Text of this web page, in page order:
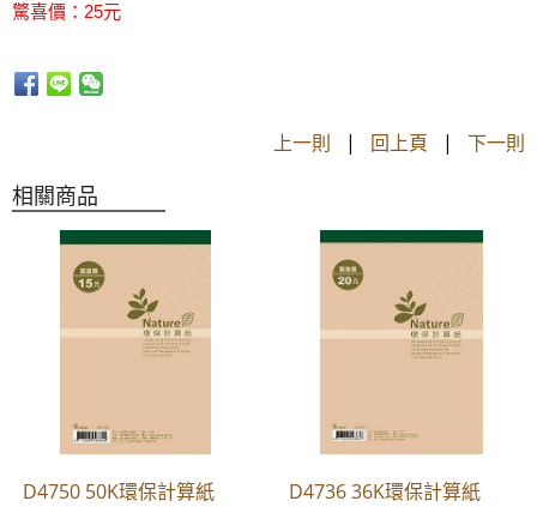
驚喜價：25元
上一則 | 回上頁 | 下一則
相關商品
D4750 50K環保計算紙 D4736 36K環保計算紙